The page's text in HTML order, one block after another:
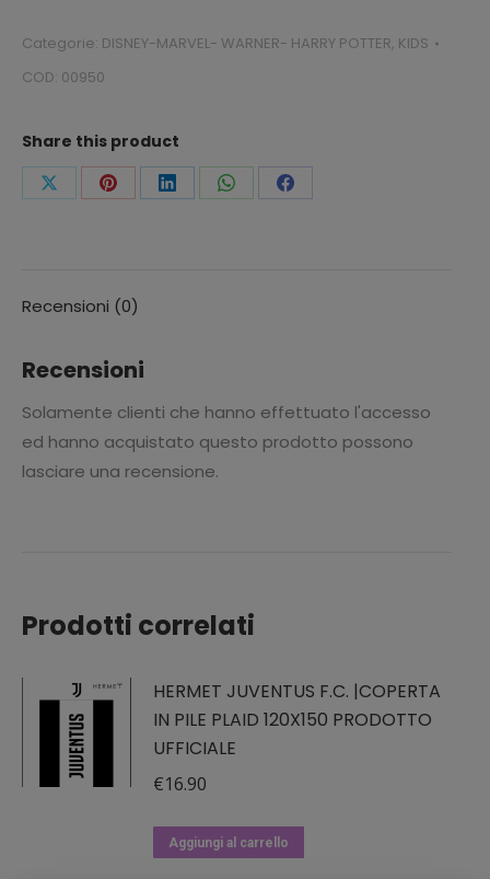
Categorie: DISNEY-MARVEL- WARNER- HARRY POTTER, KIDS
COD: 00950
Share this product
CondividiCondividiCondividiCondividiCondividi
Recensioni (0)
Recensioni
Solamente clienti che hanno effettuato l'accesso
ed hanno acquistato questo prodotto possono
lasciare una recensione.
Prodotti correlati
HERMET JUVENTUS F.C. |COPERTA
IN PILE PLAID 120X150 PRODOTTO
UFFICIALE
€16.90
Aggiungi al carrello